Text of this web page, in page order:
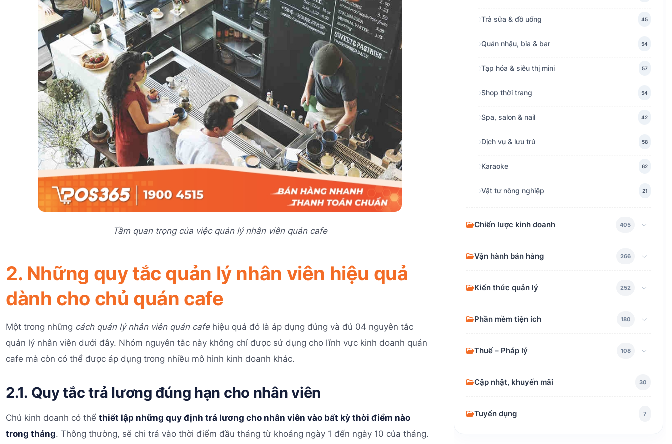
Tầm quan trọng của việc quản lý nhân viên quán cafe
2. Những quy tắc quản lý nhân viên hiệu quả
dành cho chủ quán cafe
Một trong những cách quản lý nhân viên quán cafehiệu quả đó là áp dụng đúng và đủ 04 nguyên tắc
quản lý nhân viên dưới đây. Nhóm nguyên tắc này không chỉ được sử dụng cho lĩnh vực kinh doanh quán
cafe mà còn có thể được áp dụng trong nhiều mô hình kinh doanh khác.
2.1. Quy tắc trả lương đúng hạn cho nhân viên
Chủ kinh doanh có thể thiết lập những quy định trả lương cho nhân viên vào bất kỳ thời điểm nào
trong tháng. Thông thường, sẽ chi trả vào thời điểm đầu tháng từ khoảng ngày 1 đến ngày 10 của tháng.
Trà sữa & đồ uống 45
Quán nhậu, bia & bar 54
Tạp hóa & siêu thị mini 57
Shop thời trang 54
Spa, salon & nail 42
Dịch vụ & lưu trú 58
Karaoke 62
Vật tư nông nghiệp 21
Chiến lược kinh doanh 405
Vận hành bán hàng 266
Kiến thức quản lý 252
Phần mềm tiện ích 180
Thuế – Pháp lý 108
Cập nhật, khuyến mãi 30
Tuyển dụng 7